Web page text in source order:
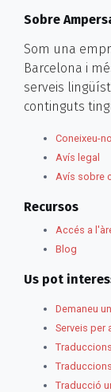
Sobre
Som una
Barcelona i
serveis
continguts
Coneixeu-
Avís legal
Avís sobre
Recursos
Accés a
Blog
Us pot
Demaneu
Serveis per
Traducció